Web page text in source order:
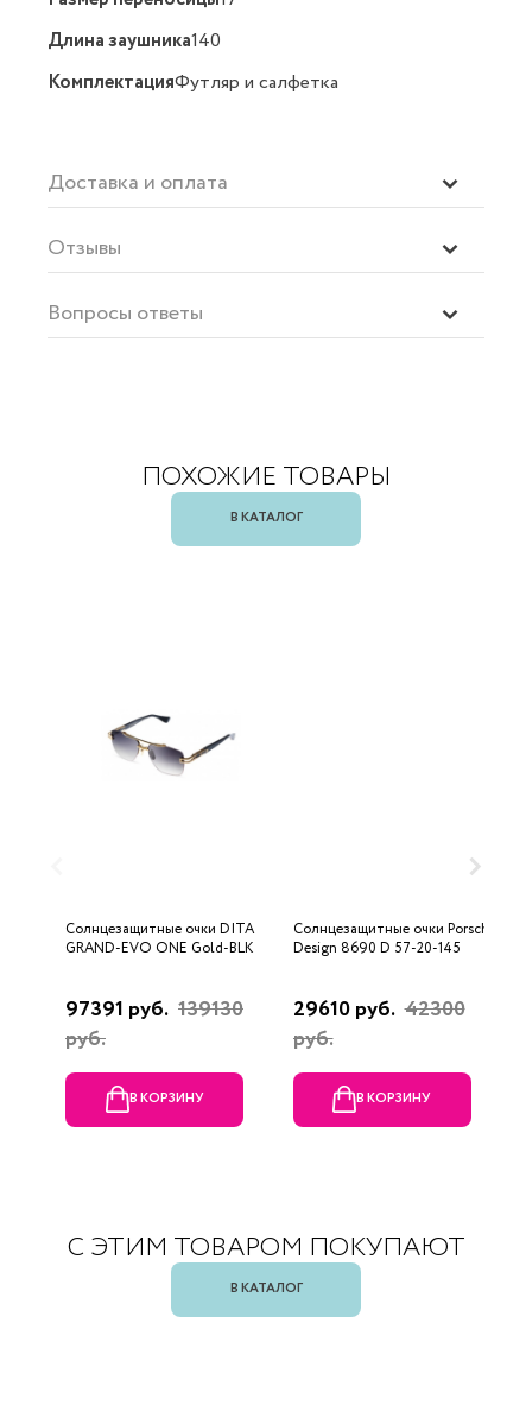
Длина заушника140
КомплектацияФутляр и салфетка
Доставка и оплата
Отзывы
Вопросы ответы
ПОХОЖИЕ ТОВАРЫ
В КАТАЛОГ
Солнцезащитные очки DITA
GRAND-EVO ONE Gold-BLK
97391 руб. 139130
руб.
В КОРЗИНУ
Солнцезащитные очки Porsche
Design 8690 D 57-20-145
29610 руб. 42300
руб.
В КОРЗИНУ
С ЭТИМ ТОВАРОМ ПОКУПАЮТ
В КАТАЛОГ